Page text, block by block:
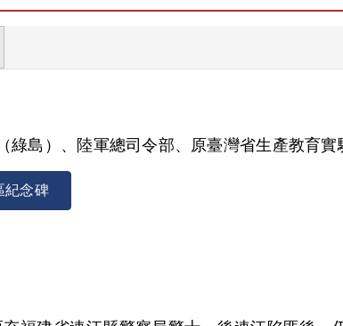
綠島）、陸軍總司令部、原臺灣省生產教育實
紀念碑